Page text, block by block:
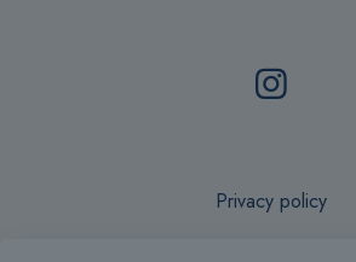
Privacy policy